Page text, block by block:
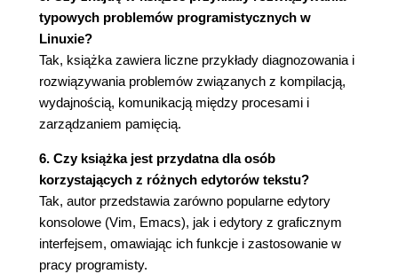
2.3.4. Etap instalacji 3 polecenie make install
(114)
2.4. Zrozumieć błędy i ostrzeżenia (115)
2.4.1. Typowe błędy w plikach Makefile (115)
2.4.2. Błędy na etapie konfiguracji (119)
2.4.3. Błędy na etapie kompilacji (120)
2.4.4. Zrozumieć błędy kompilatora (124)
2.4.5. Zrozumieć ostrzeżenia kompilatora
(126)
2.4.6. Zrozumieć błędy programu łączącego
(138)
2.5. Podsumowanie (140)
2.5.1. Narzędzia użyte w tym rozdziale (140)
typowych problemów programistycznych w
Linuxie?
Tak, książka zawiera liczne przykłady diagnozowania i
rozwiązywania problemów związanych z kompilacją,
wydajnością, komunikacją między procesami i
zarządzaniem pamięcią.
6. Czy książka jest przydatna dla osób
korzystających z różnych edytorów tekstu?
Tak, autor przedstawia zarówno popularne edytory
konsolowe (Vim, Emacs), jak i edytory z graficznym
interfejsem, omawiając ich funkcje i zastosowanie w
pracy programisty.